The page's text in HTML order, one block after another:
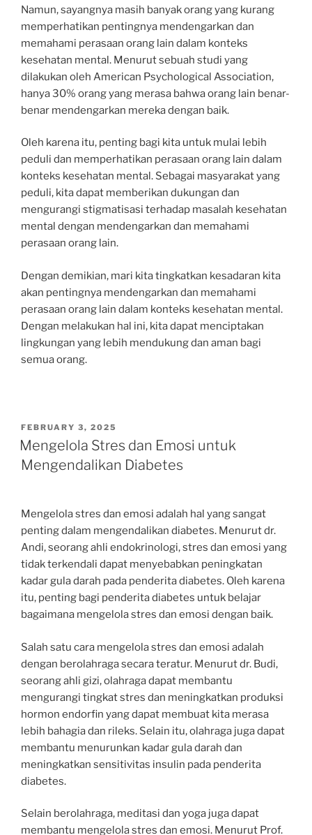
Namun, sayangnya masih banyak orang yang kurang
memperhatikan pentingnya mendengarkan dan
memahami perasaan orang lain dalam konteks
kesehatan mental. Menurut sebuah studi yang
dilakukan oleh American Psychological Association,
hanya 30% orang yang merasa bahwa orang lain benar-
benar mendengarkan mereka dengan baik.
Oleh karena itu, penting bagi kita untuk mulai lebih
peduli dan memperhatikan perasaan orang lain dalam
konteks kesehatan mental. Sebagai masyarakat yang
peduli, kita dapat memberikan dukungan dan
mengurangi stigmatisasi terhadap masalah kesehatan
mental dengan mendengarkan dan memahami
perasaan orang lain.
Dengan demikian, mari kita tingkatkan kesadaran kita
akan pentingnya mendengarkan dan memahami
perasaan orang lain dalam konteks kesehatan mental.
Dengan melakukan hal ini, kita dapat menciptakan
lingkungan yang lebih mendukung dan aman bagi
semua orang.
POSTED
ON
FEBRUARY 3, 2025
Mengelola Stres dan Emosi untuk
Mengendalikan Diabetes
Mengelola stres dan emosi adalah hal yang sangat
penting dalam mengendalikan diabetes. Menurut dr.
Andi, seorang ahli endokrinologi, stres dan emosi yang
tidak terkendali dapat menyebabkan peningkatan
kadar gula darah pada penderita diabetes. Oleh karena
itu, penting bagi penderita diabetes untuk belajar
bagaimana mengelola stres dan emosi dengan baik.
Salah satu cara mengelola stres dan emosi adalah
dengan berolahraga secara teratur. Menurut dr. Budi,
seorang ahli gizi, olahraga dapat membantu
mengurangi tingkat stres dan meningkatkan produksi
hormon endorfin yang dapat membuat kita merasa
lebih bahagia dan rileks. Selain itu, olahraga juga dapat
membantu menurunkan kadar gula darah dan
meningkatkan sensitivitas insulin pada penderita
diabetes.
Selain berolahraga, meditasi dan yoga juga dapat
membantu mengelola stres dan emosi. Menurut Prof.